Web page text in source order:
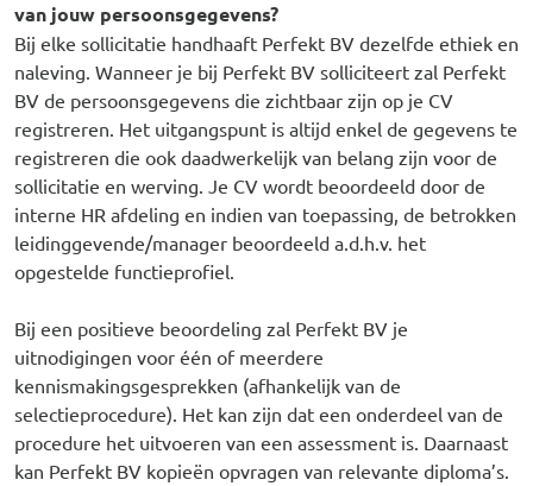
van jouw persoonsgegevens?
Bij elke sollicitatie handhaaft Perfekt BV dezelfde ethiek en
naleving. Wanneer je bij Perfekt BV solliciteert zal Perfekt
BV de persoonsgegevens die zichtbaar zijn op je CV
registreren. Het uitgangspunt is altijd enkel de gegevens te
registreren die ook daadwerkelijk van belang zijn voor de
sollicitatie en werving. Je CV wordt beoordeeld door de
interne HR afdeling en indien van toepassing, de betrokken
leidinggevende/manager beoordeeld a.d.h.v. het
opgestelde functieprofiel.
Bij een positieve beoordeling zal Perfekt BV je
uitnodigingen voor één of meerdere
kennismakingsgesprekken (afhankelijk van de
selectieprocedure). Het kan zijn dat een onderdeel van de
procedure het uitvoeren van een assessment is. Daarnaast
kan Perfekt BV kopieën opvragen van relevante diploma’s.